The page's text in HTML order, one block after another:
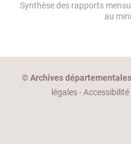
Synthèse des rapports
au
©Archives
légales-